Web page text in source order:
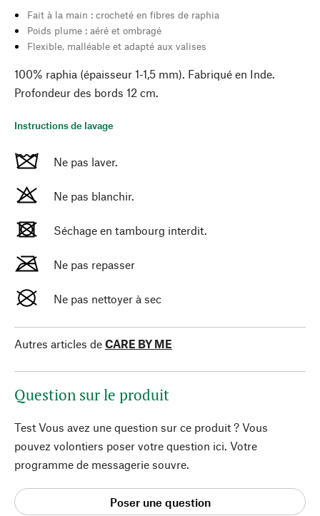
Fait à la main : crocheté en fibres de raphia
Poids plume : aéré et ombragé
Flexible, malléable et adapté aux valises
100% raphia (épaisseur 1-1,5 mm). Fabriqué en Inde.
Profondeur des bords 12 cm.
Instructions de lavage
Ne pas laver.
Ne pas blanchir.
Séchage en tambourg interdit.
Ne pas repasser
Ne pas nettoyer à sec
Autres articles de CARE BY ME
Question sur le produit
Test Vous avez une question sur ce produit ? Vous
pouvez volontiers poser votre question ici. Votre
programme de messagerie souvre.
Poser une question